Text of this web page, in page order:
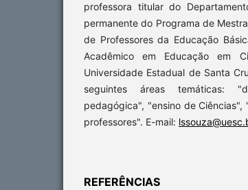
professora titular do
permanente do Programa de
de Professores da Educação
Acadêmico em Educação em
Universidade Estadual de Santa
seguintes áreas temáticas:
pedagógica", "ensino de
professores". E-mail:
REFERÊNCIAS